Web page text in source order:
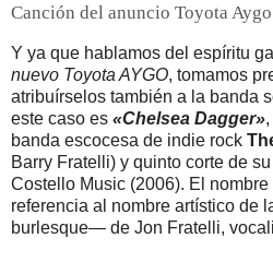
Canción del anuncio Toyota
Y ya que hablamos del espíritu
nuevo Toyota AYGO, tomamos
atribuírselos también a la banda
este caso es «Chelsea Dagger»
banda escocesa de indie rock
Barry Fratelli) y quinto corte de
Costello Music (2006). El
referencia al nombre artístico de
burlesque— de Jon Fratelli,